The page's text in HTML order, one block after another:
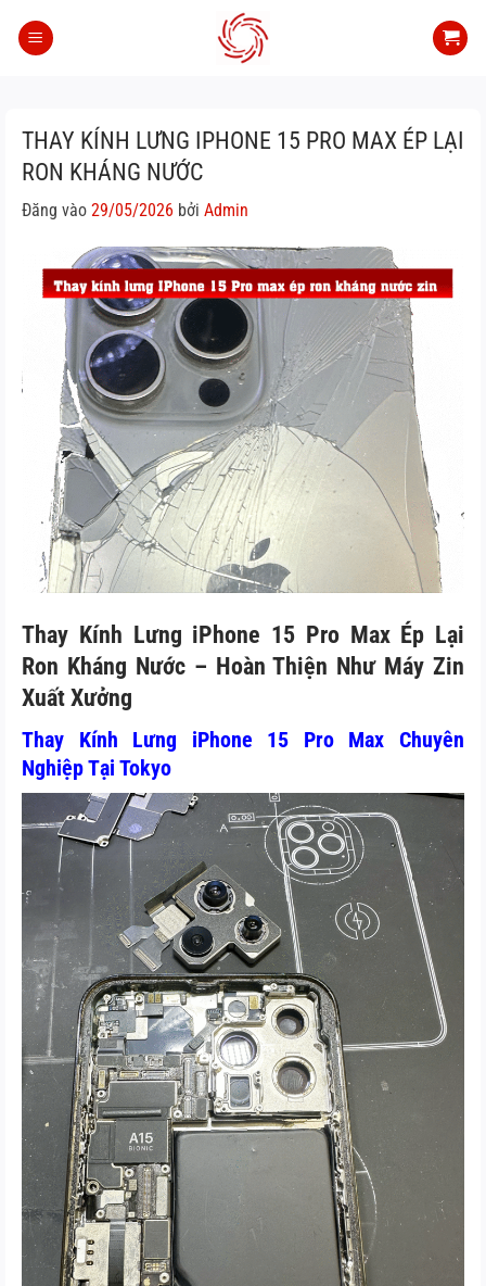
qua
THAY KÍNH LƯNG IPHONE 15 PRO MAX ÉP LẠI
RON KHÁNG NƯỚC
Đăng vào 29/05/2026 bởi Admin
Thay Kính Lưng iPhone 15 Pro Max Ép Lại
Ron Kháng Nước – Hoàn Thiện Như Máy Zin
Xuất Xưởng
Thay Kính Lưng iPhone 15 Pro Max Chuyên
Nghiệp Tại Tokyo